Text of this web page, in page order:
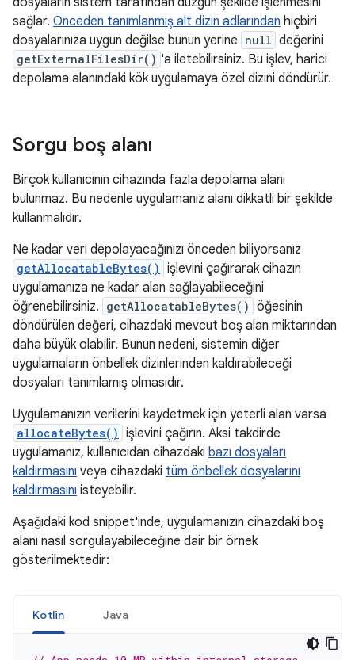
sağlar. Önceden tanımlanmış alt dizin adlarından hiçbiri
dosyalarınıza uygun değilse bunun yerine null değerini
getExternalFilesDir() 'a iletebilirsiniz. Bu işlev, harici
depolama alanındaki kök uygulamaya özel dizini döndürür.
Sorgu boş alanı
Birçok kullanıcının cihazında fazla depolama alanı
bulunmaz. Bu nedenle uygulamanız alanı dikkatli bir şekilde
kullanmalıdır.
Ne kadar veri depolayacağınızı önceden biliyorsanız
getAllocatableBytes() işlevini çağırarak cihazın
uygulamanıza ne kadar alan sağlayabileceğini
öğrenebilirsiniz. getAllocatableBytes() öğesinin
döndürülen değeri, cihazdaki mevcut boş alan miktarından
daha büyük olabilir. Bunun nedeni, sistemin diğer
uygulamaların önbellek dizinlerinden kaldırabileceği
dosyaları tanımlamış olmasıdır.
Uygulamanızın verilerini kaydetmek için yeterli alan varsa
allocateBytes() işlevini çağırın. Aksi takdirde
uygulamanız, kullanıcıdan cihazdaki bazı dosyaları
kaldırmasını veya cihazdaki tüm önbellek dosyalarını
kaldırmasını isteyebilir.
Aşağıdaki kod snippet'inde, uygulamanızın cihazdaki boş
alanı nasıl sorgulayabileceğine dair bir örnek
gösterilmektedir:
Kotlin Java